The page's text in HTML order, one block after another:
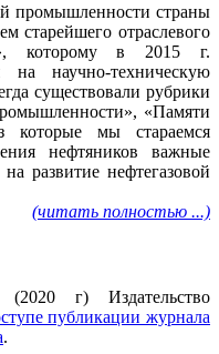
промышленности страны
старейшего отраслевого
которому в 2015 г.
научно-техническую
существовали рубрики
«Памяти
которые мы стараемся
нефтяников важные
развитие нефтегазовой
(читать полностью ...)
г) Издательство
публикации журнала
.